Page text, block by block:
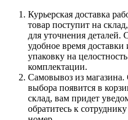
Курьерская доставка
товар поступит на
для уточнения деталей.
удобное время
упаковку на
комплектации.
Самовывоз из
выбора появится в
склад, вам придет
обратитесь к